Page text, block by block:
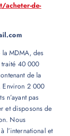
de-
MDMA, des
traité 40 000
de la
Environ 2 000
n’ayant pas
et disposons de
Nous
l’international et